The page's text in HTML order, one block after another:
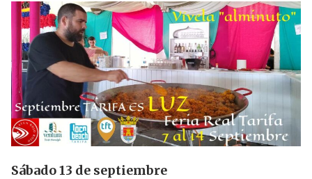
Sábado 13 de septiembre